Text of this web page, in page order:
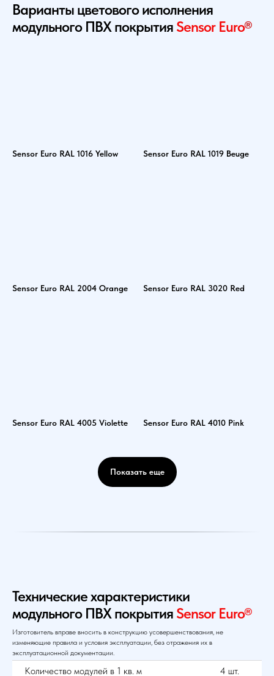
Варианты цветового исполнения
модульного ПВХ покрытия Sensor Euro®
Sensor Euro RAL 1016 Yellow Sensor Euro RAL 1019 Beuge
Sensor Euro RAL 2004 Orange Sensor Euro RAL 3020 Red
Sensor Euro RAL 4005 Violette Sensor Euro RAL 4010 Pink
Показать еще
Технические характеристики
модульного ПВХ покрытия Sensor Euro®
Изготовитель вправе вносить в конструкцию усовершенствования, не
изменяющие правила и условия эксплуатации, без отражения их в
эксплуатационной документации.
Количество модулей в 1 кв. м 4 шт.